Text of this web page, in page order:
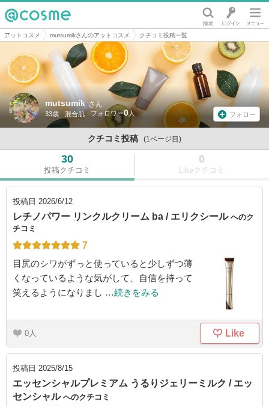
@cosme
アットコスメ mutsumikさんのアットコスメ クチコミ投稿一覧
mutsumik さん
33歳 混合肌 0 フォロー
クチコミ投稿 (1ページ目)
30
投稿クチコミ
0
Likeクチコミ
投稿日 2026/6/12
レチノパワー リンクルクリーム ba / エリクシール へのク
チコミ
7
目尻のシワがずっと使っていると少しずつ薄
くなっているような気がして、自信を持って
笑えるようになりまし …続きをみる
0 Like
投稿日 2025/8/15
エッセンシャルプレミアム うるりジェリーミルク / エッ
センシャル へのクチコミ